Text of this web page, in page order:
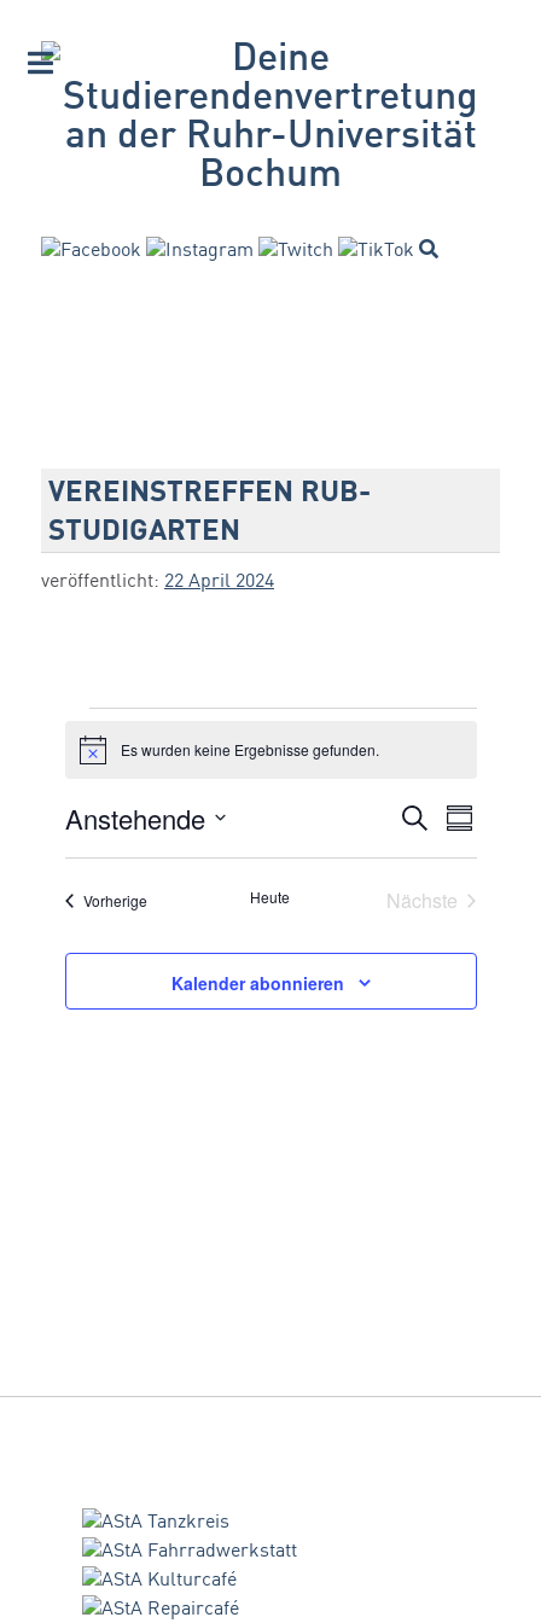
VEREINSTREFFEN RUB-
STUDIGARTEN
veröffentlicht: 22 April 2024
Veranstaltungen
HinweisEs wurden keine Ergebnisse gefunden.
SUCHE
UND
Suche
Anstehende
VorherigeVeranstaltungenHeute Nächste
Kalender abonnieren